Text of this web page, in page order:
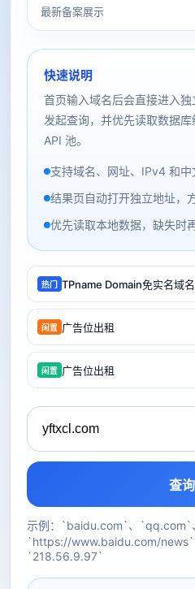
最新备案展示
快速说明
首页输入域名后会直接进入
发起查询，并优先读取数据
API 池。
支持域名、网址、IPv4 和中
结果页自动打开独立地址，
优先读取本地数据，缺失时
热门 TPname Domain免实名域
闲置 广告位出租
闲置 广告位出租
查询
示例：`baidu.com`、`qq.com`
`https://www.baidu.com/news`
`218.56.9.97`